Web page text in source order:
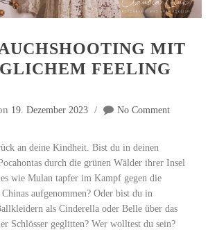
MIT
FEELING
19. Dezember 2023 No Comment
an deine Kindheit. Bist du in deinen
durch die grünen Wälder ihrer Insel
es wie Mulan tapfer im Kampf gegen die
aufgenommen? Oder bist du in
als Cinderella oder Belle über das
Schlösser geglitten? Wer wolltest du sein?